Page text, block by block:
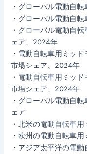
・グローバル電動自
・グローバル電動自
・グローバル電動自
ェア、2024年
・電動自転車用ミッ
市場シェア、2024年
・電動自転車用ミッ
市場シェア、2024年
・グローバル電動自
ェア
・北米の電動自転車
・欧州の電動自転車
・アジア太平洋の電